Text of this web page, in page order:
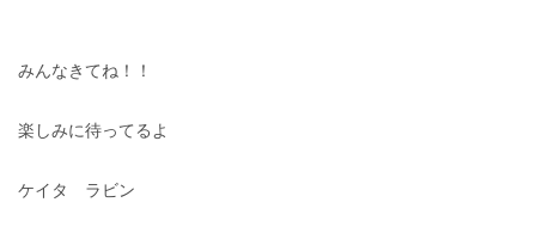
みんなきてね！！
楽しみに待ってるよ
ケイタ ラビン